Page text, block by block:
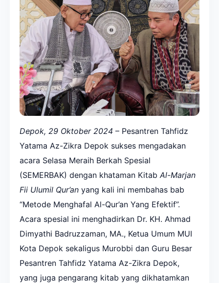
Depok, 29 Oktober 2024 – Pesantren Tahfidz
Yatama Az-Zikra Depok sukses mengadakan
acara Selasa Meraih Berkah Spesial
(SEMERBAK) dengan khataman KitabAl-Marjan
Fii Ulumil Qur’an yang kali ini membahas bab
“Metode Menghafal Al-Qur’an Yang Efektif”.
Acara spesial ini menghadirkan Dr. KH. Ahmad
Dimyathi Badruzzaman, MA., Ketua Umum MUI
Kota Depok sekaligus Murobbi dan Guru Besar
Pesantren Tahfidz Yatama Az-Zikra Depok,
yang juga pengarang kitab yang dikhatamkan